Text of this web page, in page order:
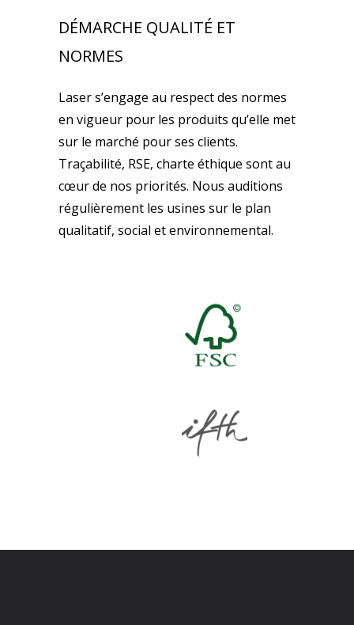
DÉMARCHE QUALITÉ ET
NORMES
Laser s’engage au respect des normes
en vigueur pour les produits qu’elle met
sur le marché pour ses clients.
Traçabilité, RSE, charte éthique sont au
cœur de nos priorités. Nous auditions
régulièrement les usines sur le plan
qualitatif, social et environnemental.